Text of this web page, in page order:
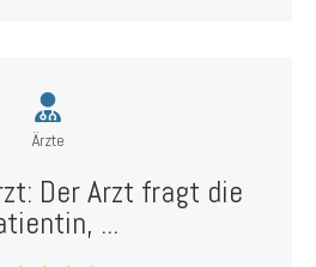
Ärzte
Der Arzt fragt die
...